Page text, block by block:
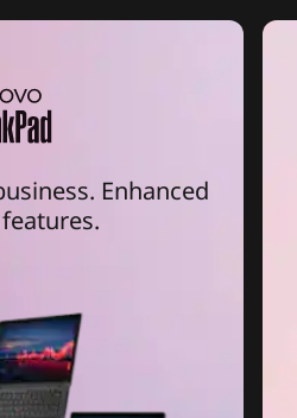
Enhanced